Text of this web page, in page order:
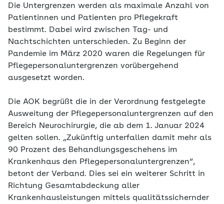
Die Untergrenzen werden als maximale Anzahl von
Patientinnen und Patienten pro Pflegekraft
bestimmt. Dabei wird zwischen Tag- und
Nachtschichten unterschieden. Zu Beginn der
Pandemie im März 2020 waren die Regelungen für
Pflegepersonaluntergrenzen vorübergehend
ausgesetzt worden.
Die AOK begrüßt die in der Verordnung festgelegte
Ausweitung der Pflegepersonaluntergrenzen auf den
Bereich Neurochirurgie, die ab dem 1. Januar 2024
gelten sollen. „Zukünftig unterfallen damit mehr als
90 Prozent des Behandlungsgeschehens im
Krankenhaus den Pflegepersonaluntergrenzen“,
betont der Verband. Dies sei ein weiterer Schritt in
Richtung Gesamtabdeckung aller
Krankenhausleistungen mittels qualitätssichernder